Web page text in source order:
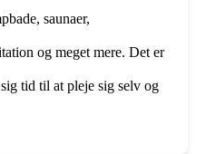
saunaer,
og meget mere. Det er
tid til at pleje sig selv og